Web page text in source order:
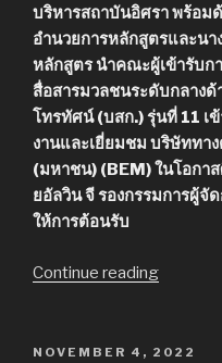
บริหารสถาบันอิศรา พร้อ
อำนวยการหลักสูตรและน
หลักสูตร นำคณะผู้เข้ารับก
สื่อสารมวลชนระดับกลางด้
โทรทัศน์ (บสก.) รุ่นที่ 11 เ
งานและเยี่ยมชม บริษัททา
(มหาชน) (BEM) ในโอกา
ยอัลวิน จี รองกรรมการผู้จั
ให้การต้อนรับ
Continue reading
BEM”
POSTED
NOVEMBER 4, 2022